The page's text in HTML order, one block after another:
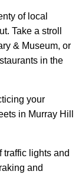
of local
Take a stroll
& Museum, or
in the
your
in Murray Hill
traffic lights and
and